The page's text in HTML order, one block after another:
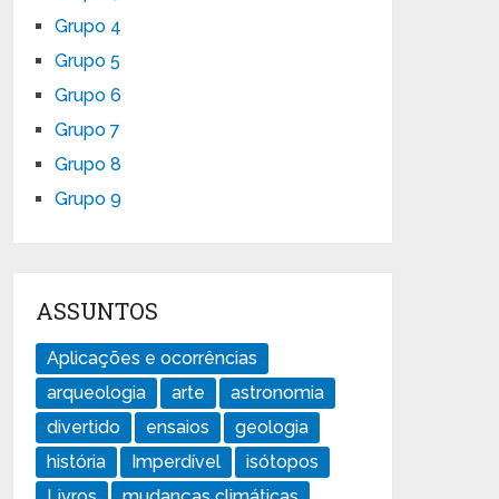
Grupo 4
Grupo 5
Grupo 6
Grupo 7
Grupo 8
Grupo 9
ASSUNTOS
Aplicações e ocorrências
arqueologia
arte
astronomia
divertido
ensaios
geologia
história
Imperdível
isótopos